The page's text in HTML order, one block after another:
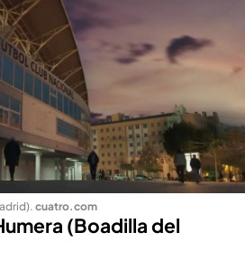
. cuatro.com
(Boadilla del